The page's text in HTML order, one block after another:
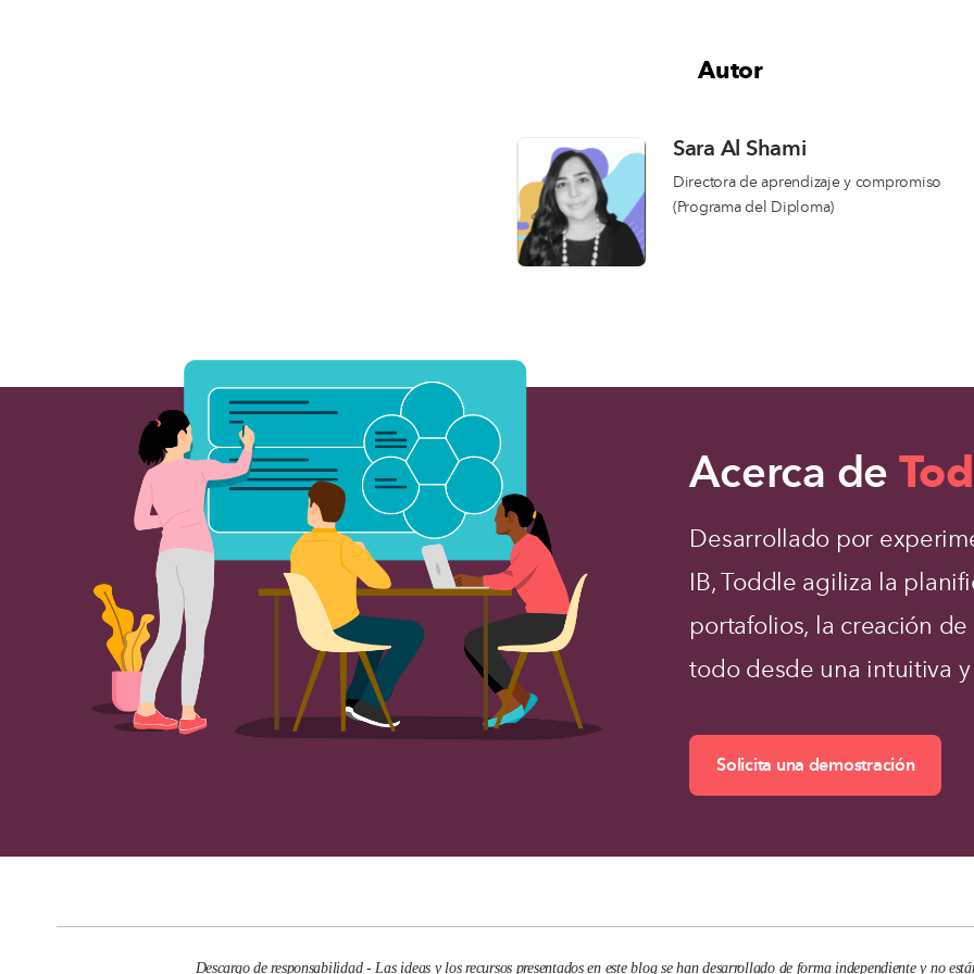
Autor
Sara Al Shami
Directora de aprendizaje y compromiso
(Programa del Diploma)
Acerca de
Desarrollado por
IB, Toddle agiliza la
portafolios, la creación
todo desde una intuitiva
Solicita una demostración
Descargo de responsabilidad - Las ideas y los recursos presentados en este blog se han desarrollado de forma independiente y no